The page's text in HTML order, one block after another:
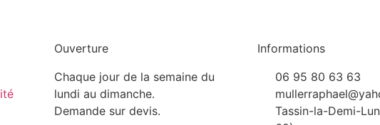
Ouverture
Chaque jour de la semaine du
lundi au dimanche.
Demande sur devis.
Informations
06 95 80 63 63
Tassin-la-Demi-